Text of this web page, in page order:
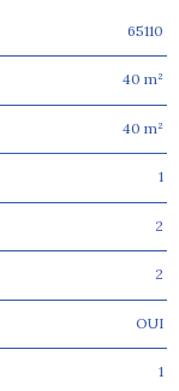
65110
40 m²
40 m²
1
2
2
OUI
1